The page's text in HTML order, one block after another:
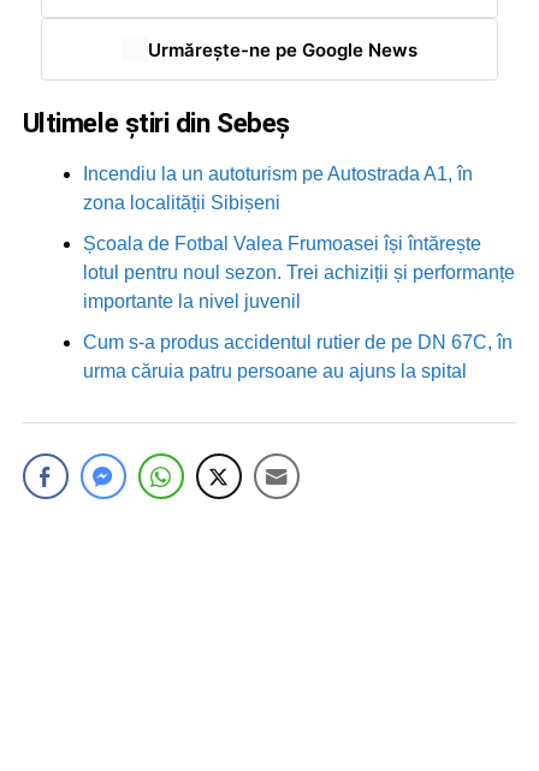
Urmărește-ne pe Google News
Ultimele știri din Sebeș
Incendiu la un autoturism pe Autostrada A1, în
zona localității Sibișeni
Școala de Fotbal Valea Frumoasei își întărește
lotul pentru noul sezon. Trei achiziții și performanțe
importante la nivel juvenil
Cum s-a produs accidentul rutier de pe DN 67C, în
urma căruia patru persoane au ajuns la spital